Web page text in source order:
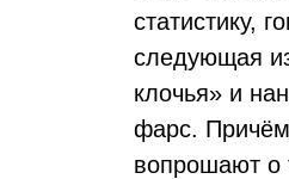
статистику,
следующая
клочья» и
фарс.
вопрошают о